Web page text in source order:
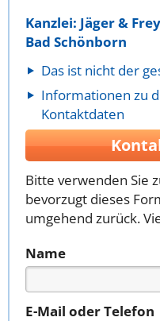
Kanzlei: Jäger &
Bad Schönborn
Das ist nicht der
Informationen zu
Kontaktdaten
Bitte verwenden Sie
bevorzugt dieses
umgehend zurück.
Name
E-Mail oder Telefon